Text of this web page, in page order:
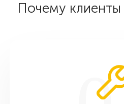
Почему клиенты